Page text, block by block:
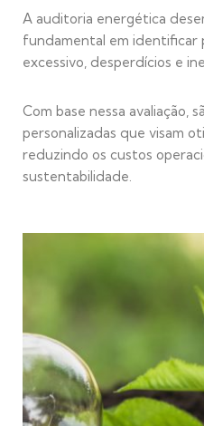
A auditoria energética
fundamental em identificar
excessivo, desperdícios e
Com base nessa avaliação,
personalizadas que visam
reduzindo os custos
sustentabilidade.